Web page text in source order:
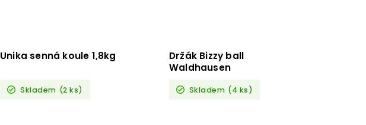
Unika senná koule 1,8kg
Skladem (2 ks)
Držák Bizzy ball
Waldhausen
Skladem (4 ks)